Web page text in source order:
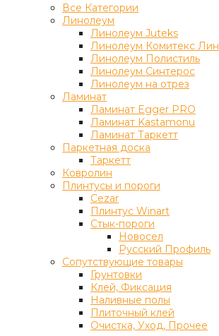
Все Категории
Линолеум
Линолеум Juteks
Линолеум Комитекс Лин
Линолеум Полистиль
Линолеум Синтерос
Линолеум на отрез
Ламинат
Ламинат Egger PRO
Ламинат Kastamonu
Ламинат Таркетт
Паркетная доска
Таркетт
Ковролин
Плинтусы и пороги
Cezar
Плинтус Winart
Стык-пороги
Новосел
Русский Профиль
Сопутствующие товары
Грунтовки
Клей, Фиксация
Наливные полы
Плиточный клей
Очистка, Уход, Прочее